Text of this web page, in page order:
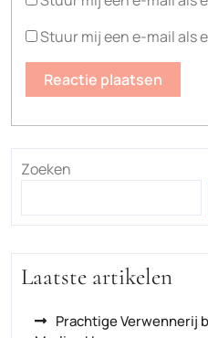
Stuur mij een e-mail als
Zoeken
Laatste artikelen
Prachtige Verwennerij